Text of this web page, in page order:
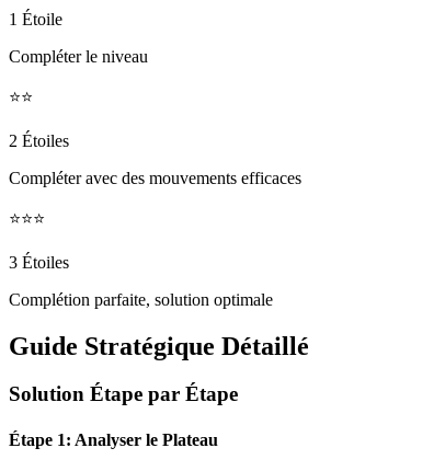
1 Étoile
Compléter le niveau
⭐⭐
2 Étoiles
Compléter avec des mouvements efficaces
⭐⭐⭐
3 Étoiles
Complétion parfaite, solution optimale
Guide Stratégique Détaillé
Solution Étape par Étape
Étape 1: Analyser le Plateau